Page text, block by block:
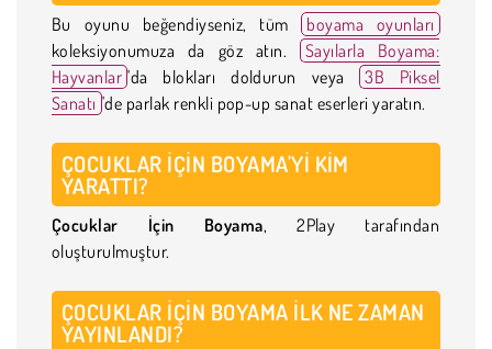
Bu oyunu beğendiyseniz, tüm boyama oyunları
koleksiyonumuza da göz atın.
Sayılarla Boyama:
Hayvanlar 'da blokları doldurun veya 3B Piksel
Sanatı 'de parlak renkli pop-up sanat eserleri yaratın.
ÇOCUKLAR İÇIN BOYAMA'YI KIM
YARATTI?
Çocuklar İçin Boyama, 2Play tarafından
oluşturulmuştur.
ÇOCUKLAR İÇIN BOYAMA ILK NE ZAMAN
YAYINLANDI?